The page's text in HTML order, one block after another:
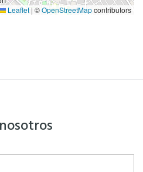
Leaflet | ©OpenStreetMapcontributors